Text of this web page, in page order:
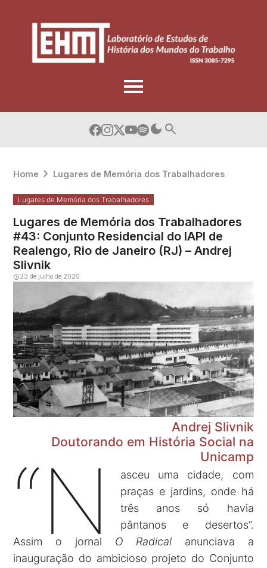
Home Lugares de Memória dos Trabalhadores
Lugares de Memória dos Trabalhadores
Lugares de Memória dos Trabalhadores
#43: Conjunto Residencial do IAPI de
Realengo, Rio de Janeiro (RJ) – Andrej
Slivnik
23 de julho de 2020
Andrej Slivnik
Doutorando em História Social na
Unicamp
“N
asceu uma cidade, com
praças e jardins, onde há
três anos só havia
pântanos e desertos”.
Assim o jornal O Radical anunciava a
inauguração do ambicioso projeto do Conjunto